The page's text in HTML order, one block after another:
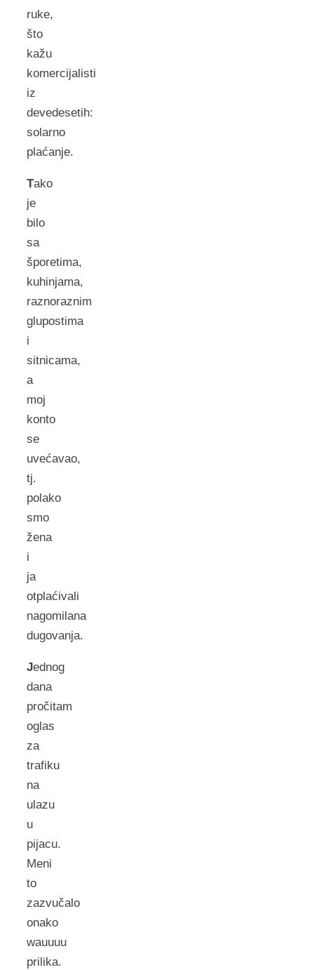
ruke,
što
kažu
komercijalisti
iz
devedesetih:
solarno
plaćanje.
Tako
je
bilo
sa
šporetima,
kuhinjama,
raznoraznim
glupostima
i
sitnicama,
a
moj
konto
se
uvećavao,
tj.
polako
smo
žena
i
ja
otplaćivali
nagomilana
dugovanja.
Jednog
dana
pročitam
oglas
za
trafiku
na
ulazu
u
pijacu.
Meni
to
zazvučalo
onako
wauuuu
prilika.